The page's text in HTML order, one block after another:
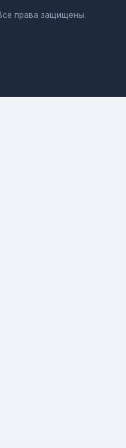
права защищены.